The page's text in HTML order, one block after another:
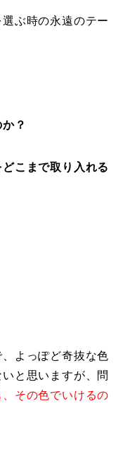
ぶ時の永遠のテー
？
こまで取り入れる
よっぽど奇抜な色
と思いますが、問
その色でいけるの